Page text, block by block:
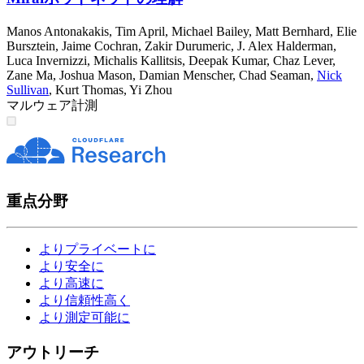
Manos Antonakakis, Tim April, Michael Bailey, Matt Bernhard, Elie
Bursztein, Jaime Cochran, Zakir Durumeric, J. Alex Halderman,
Luca Invernizzi, Michalis Kallitsis, Deepak Kumar, Chaz Lever,
Zane Ma, Joshua Mason, Damian Menscher, Chad Seaman, Nick
Sullivan, Kurt Thomas, Yi Zhou
マルウェア計測
重点分野
よりプライベートに
より安全に
より高速に
より信頼性高く
より測定可能に
アウトリーチ